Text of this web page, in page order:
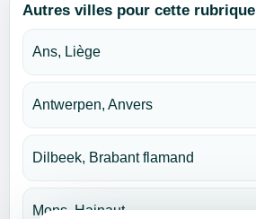
Autres villes pour cette rubrique
Ans, Liège
Antwerpen, Anvers
Dilbeek, Brabant flamand
Mons, Hainaut